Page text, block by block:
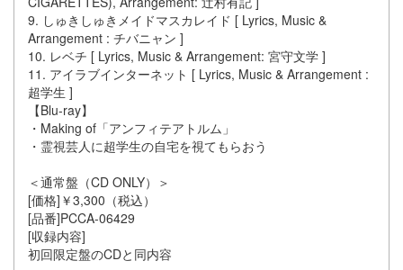
9. しゅきしゅきメイドマスカレイド [ Lyrics, Music &
Arrangement : チバニャン ]
10. レベチ [ Lyrics, Music & Arrangement: 宮守文学 ]
11. アイラブインターネット [ Lyrics, Music & Arrangement :
超学生 ]
【Blu-ray】
・Making of「アンフィテアトルム」
・霊視芸人に超学生の自宅を視てもらおう
＜通常盤（CD ONLY）＞
[価格]￥3,300（税込）
[品番]PCCA-06429
[収録内容]
初回限定盤のCDと同内容